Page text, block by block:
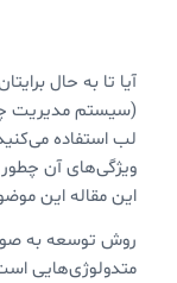
آیا تا به حال
(سیستم مدیریت
لب استفاده
ویژگی‌های آن
این مقاله این
متدولوژی‌هایی